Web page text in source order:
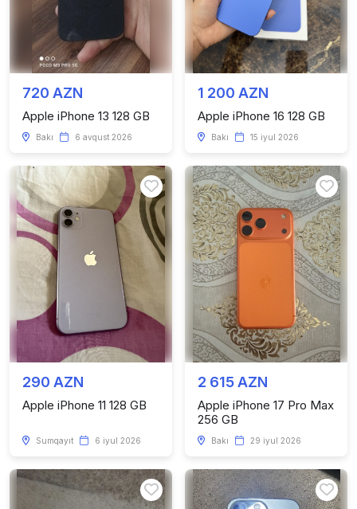
720 AZN
Apple iPhone 13 128 GB
Bakı 6 avqust 2026
1 200 AZN
Apple iPhone 16 128 GB
Bakı 15 iyul 2026
290 AZN
Apple iPhone 11 128 GB
Sumqayıt 6 iyul 2026
2 615 AZN
Apple iPhone 17 Pro Max
256 GB
Bakı 29 iyul 2026